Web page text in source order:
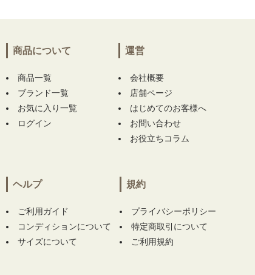
イト レッドレーベル】 をお買い上げ!!ありが
神奈川県にて
【中古 レディース アールエルエ
ックス ラルフローレン RLX RALPH LAUREN
ーフジップ】
をお買い上げ!!ありがとうござい
ックス ラルフローレン RLX RALPH LAUREN
ワンピース M ネイビー×花柄 ノースリーブ ハ
ーフジップ】
をお買い上げ!!ありがとうござい
沖縄県にて
【中古 レディース テーラーメイド
商品について
商品一覧
ブランド一覧
お気に入り一覧
ログイン
運営
会社概要
店舗ページ
はじめてのお客様へ
お問い合わせ
お役立ちコラム
ヘルプ
ご利用ガイド
コンディションについて
サイズについて
規約
プライバシーポリシー
特定商取引について
ご利用規約